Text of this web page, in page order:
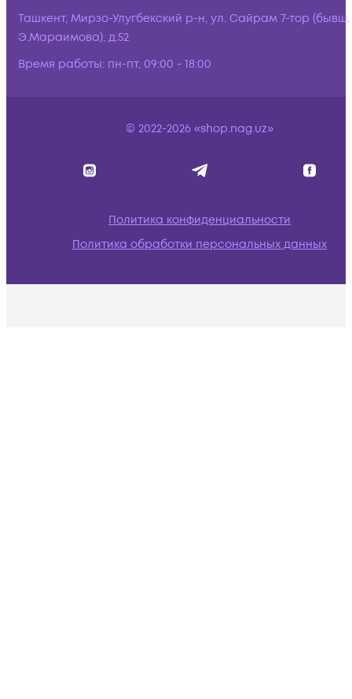
Ташкент, Мирзо-Улугбекский р-н, ул. Сайрам 7-тор (бывш.
Э.Мараимова), д.52
Время работы: пн-пт, 09:00 - 18:00
© 2022-2026 «shop.nag.uz»
Политика конфиденциальности
Политика обработки персональных данных